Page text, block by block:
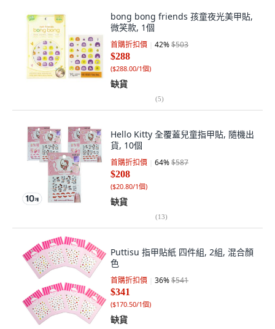
bong bong friends 孩童夜光美甲貼,
微笑款, 1個
首購折扣價 42%$503
$288
($288.00/1個)
缺貨
(5)
Hello Kitty 全覆蓋兒童指甲貼, 隨機出
貨, 10個
首購折扣價 64%$587
$208
($20.80/1個)
缺貨
(13)
Puttisu 指甲貼紙 四件組, 2組, 混合顏
色
首購折扣價 36%$541
$341
($170.50/1個)
缺貨